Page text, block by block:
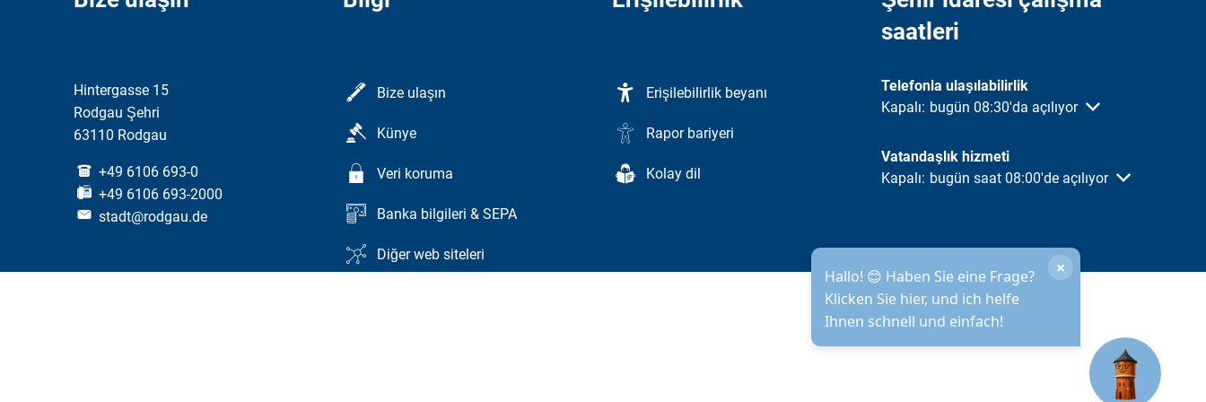
Hintergasse 15
Rodgau Şehri
63110 Rodgau
+49 6106 693-0
+49 6106 693-2000
stadt@rodgau.de
Bize ulaşın
Künye
Veri koruma
Banka bilgileri & SEPA
Diğer web siteleri
Erişilebilirlik beyanı
Rapor bariyeri
Kolay dil
Hallo! 😊 Haben Sie eine Frage?
Klicken Sie hier, und ich helfe
Ihnen schnell und einfach!
×
saatleri
Telefonla ulaşılabilirlik
Diğer açılış veya kapanış saatlerini gizlemek için
Kapalı: bugün 08:30'da açılıyor
Vatandaşlık hizmeti
Diğer açılış veya kapanış saatlerini gizlemek için
Kapalı: bugün saat 08:00'de açılıyor